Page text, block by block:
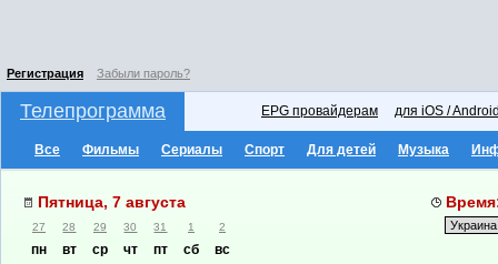
Регистрация Забыли пароль?
Телепрограмма EPG провайдерам для iOS /
Все Фильмы Сериалы Спорт Для детей Музыка
Пятница, 7 августа
27 28 29 30 31 1 2
пн вт ср чт пт сб вс